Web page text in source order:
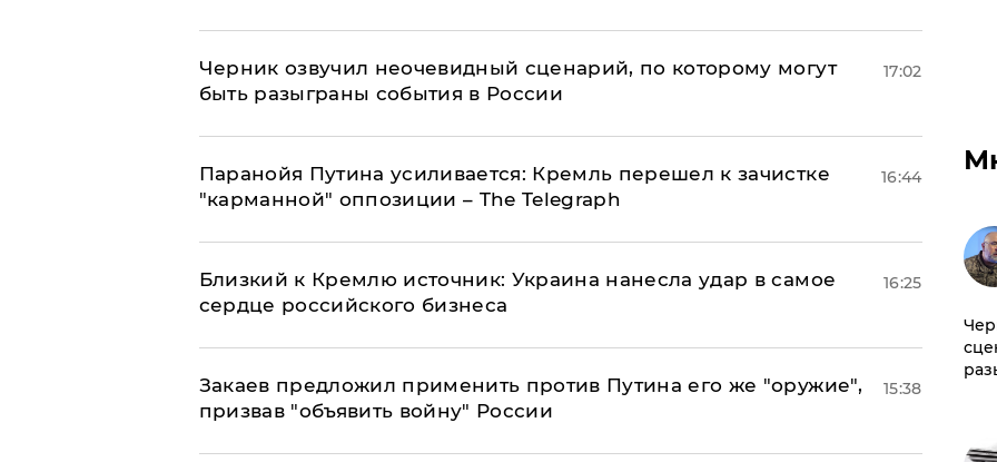
Черник озвучил неочевидный сценарий, по которому могут
быть разыграны события в России
17:02
Паранойя Путина усиливается: Кремль перешел к зачистке
"карманной" оппозиции – The Telegraph
16:44
Близкий к Кремлю источник: Украина нанесла удар в самое
сердце российского бизнеса
16:25
Закаев предложил применить против Путина его же "оружие",
призвав "объявить войну" России
15:38